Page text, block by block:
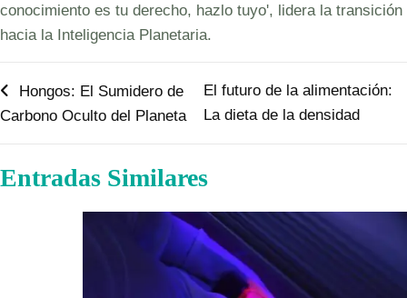
conocimiento es tu derecho, hazlo tuyo', lidera la transición
hacia la Inteligencia Planetaria.
Navegación
entradas
Hongos: El Sumidero de
Carbono Oculto del Planeta
El futuro de la alimentación:
La dieta de la densidad
Entradas Similares